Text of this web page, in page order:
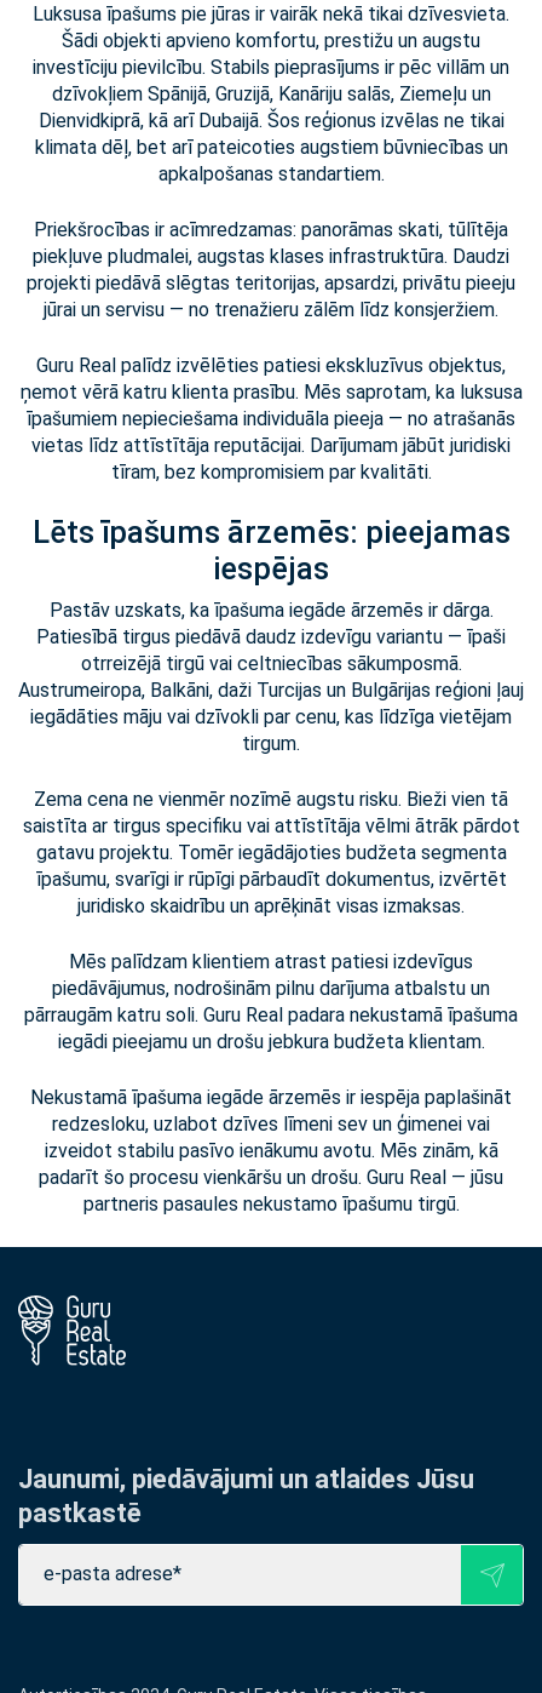
Luksusa īpašums pie jūras ir vairāk nekā tikai dzīvesvieta.
Šādi objekti apvieno komfortu, prestižu un augstu
investīciju pievilcību. Stabils pieprasījums ir pēc villām un
dzīvokļiem Spānijā, Gruzijā, Kanāriju salās, Ziemeļu un
Dienvidkiprā, kā arī Dubaijā. Šos reģionus izvēlas ne tikai
klimata dēļ, bet arī pateicoties augstiem būvniecības un
apkalpošanas standartiem.
Priekšrocības ir acīmredzamas: panorāmas skati, tūlītēja
piekļuve pludmalei, augstas klases infrastruktūra. Daudzi
projekti piedāvā slēgtas teritorijas, apsardzi, privātu pieeju
jūrai un servisu — no trenažieru zālēm līdz konsjeržiem.
Guru Real palīdz izvēlēties patiesi ekskluzīvus objektus,
ņemot vērā katru klienta prasību. Mēs saprotam, ka luksusa
īpašumiem nepieciešama individuāla pieeja — no atrašanās
vietas līdz attīstītāja reputācijai. Darījumam jābūt juridiski
tīram, bez kompromisiem par kvalitāti.
Lēts īpašums ārzemēs: pieejamas
iespējas
Pastāv uzskats, ka īpašuma iegāde ārzemēs ir dārga.
Patiesībā tirgus piedāvā daudz izdevīgu variantu — īpaši
otrreizējā tirgū vai celtniecības sākumposmā.
Austrumeiropa, Balkāni, daži Turcijas un Bulgārijas reģioni ļauj
iegādāties māju vai dzīvokli par cenu, kas līdzīga vietējam
tirgum.
Zema cena ne vienmēr nozīmē augstu risku. Bieži vien tā
saistīta ar tirgus specifiku vai attīstītāja vēlmi ātrāk pārdot
gatavu projektu. Tomēr iegādājoties budžeta segmenta
īpašumu, svarīgi ir rūpīgi pārbaudīt dokumentus, izvērtēt
juridisko skaidrību un aprēķināt visas izmaksas.
Mēs palīdzam klientiem atrast patiesi izdevīgus
piedāvājumus, nodrošinām pilnu darījuma atbalstu un
pārraugām katru soli. Guru Real padara nekustamā īpašuma
iegādi pieejamu un drošu jebkura budžeta klientam.
Nekustamā īpašuma iegāde ārzemēs ir iespēja paplašināt
redzesloku, uzlabot dzīves līmeni sev un ģimenei vai
izveidot stabilu pasīvo ienākumu avotu. Mēs zinām, kā
padarīt šo procesu vienkāršu un drošu. Guru Real — jūsu
partneris pasaules nekustamo īpašumu tirgū.
Jaunumi, piedāvājumi un atlaides Jūsu
pastkastē